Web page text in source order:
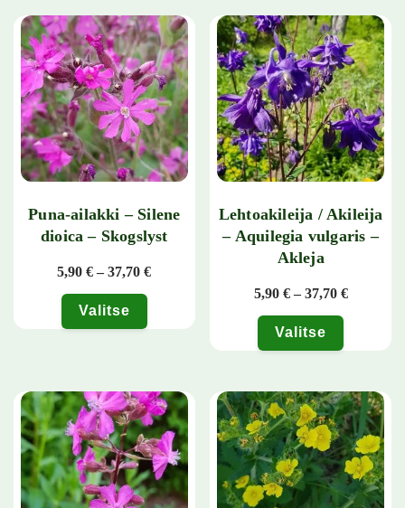
Puna-ailakki – Silene
dioica – Skogslyst
5,90€ – 37,70€Hintaluokka: 5,90 € - 37,70 €
Valitse
Tällä tuotteella on useampi muunnelma. Voit tehdä valinnat
Lehtoakileija / Akileija
– Aquilegia vulgaris –
Akleja
5,90 € – 37,70 €
Valitse